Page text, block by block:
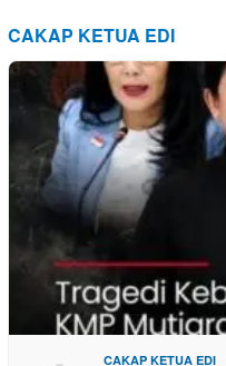
CAKAP KETUA EDI
CAKAP KETUA EDI